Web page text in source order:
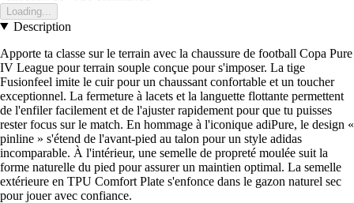
Loading...
Description
Apporte ta classe sur le terrain avec la chaussure de football Copa Pure
IV League pour terrain souple conçue pour s'imposer. La tige
Fusionfeel imite le cuir pour un chaussant confortable et un toucher
exceptionnel. La fermeture à lacets et la languette flottante permettent
de l'enfiler facilement et de l'ajuster rapidement pour que tu puisses
rester focus sur le match. En hommage à l'iconique adiPure, le design «
pinline » s'étend de l'avant-pied au talon pour un style adidas
incomparable. À l'intérieur, une semelle de propreté moulée suit la
forme naturelle du pied pour assurer un maintien optimal. La semelle
extérieure en TPU Comfort Plate s'enfonce dans le gazon naturel sec
pour jouer avec confiance.